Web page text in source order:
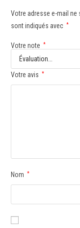
Votre adresse e-mail ne
sont indiqués avec *
Votre note *
Votre avis *
Nom *